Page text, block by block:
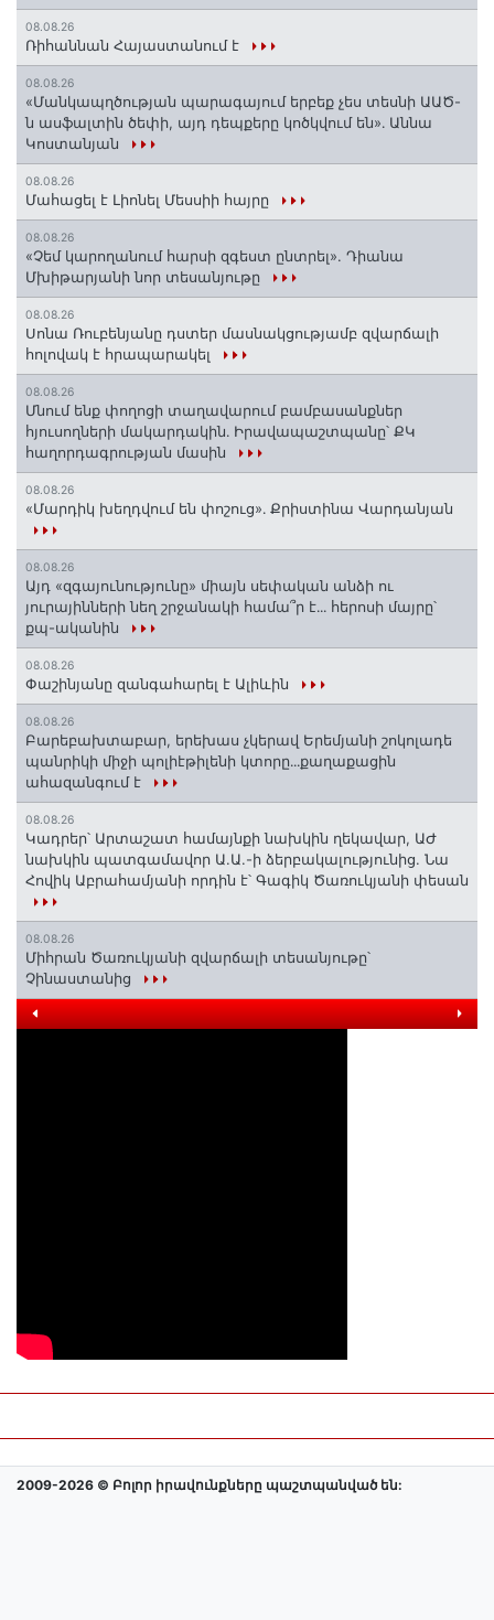
08.08.26
Ռիհաննան Հայաստանում է
08.08.26
«Մանկապղծության պարագայում երբեք չես տեսնի ԱԱԾ-
ն ասֆալտին ծեփի, այդ դեպքերը կոծկվում են»․ Աննա
Կոստանյան
08.08.26
Մահացել է Լիոնել Մեսսիի հայրը
08.08.26
«Չեմ կարողանում հարսի զգեստ ընտրել». Դիանա
Մխիթարյանի նոր տեսանյութը
08.08.26
Սոնա Ռուբենյանը դստեր մասնակցությամբ զվարճալի
հոլովակ է հրապարակել
08.08.26
Մնում ենք փողոցի տաղավարում բամբասանքներ
հյուսողների մակարդակին․ Իրավապաշտպանը՝ ՔԿ
հաղորդագրության մասին
08.08.26
«Մարդիկ խեղդվում են փոշուց»․ Քրիստինա Վարդանյան
08.08.26
Այդ «զգայունությունը» միայն սեփական անձի ու
յուրայինների նեղ շրջանակի համա՞ր է․․․ հերոսի մայրը՝
քպ-ականին
08.08.26
Փաշինյանը զանգահարել է Ալիևին
08.08.26
Բարեբախտաբար, երեխաս չկերավ Երեմյանի շոկոլադե
պանրիկի միջի պոլիէթիլենի կտորը․․․քաղաքացին
ահազանգում է
08.08.26
Կադրեր՝ Արտաշատ համայնքի նախկին ղեկավար, ԱԺ
նախկին պատգամավոր Ա.Ա.-ի ձերբակալությունից. Նա
Հովիկ Աբրահամյանի որդին է՝ Գագիկ Ծառուկյանի փեսան
08.08.26
Միհրան Ծառուկյանի զվարճալի տեսանյութը՝
Չինաստանից
2009-2026 © Բոլոր իրավունքները պաշտպանված են: